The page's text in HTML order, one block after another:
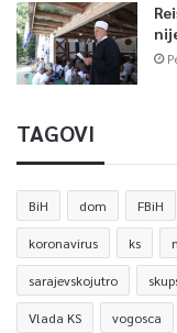
TAGOVI
BiH dom FBiH
koronavirus ks
sarajevskojutro
Vlada KS vogosca